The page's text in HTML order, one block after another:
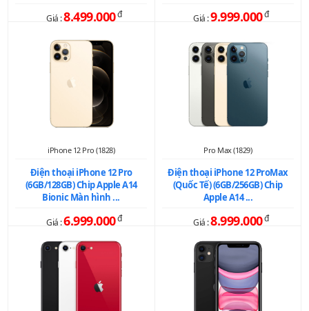
Giá :8.499.000đ Giá :9.999.000đ
iPhone 12 Pro (1828)
Điện thoại iPhone 12 Pro
(6GB/128GB) Chip Apple A14
Bionic Màn hình ...
Giá :6.999.000đ
Pro Max (1829)
Điện thoại iPhone 12 ProMax
(Quốc Tế) (6GB/256GB) Chip
Apple A14 ...
Giá :8.999.000đ